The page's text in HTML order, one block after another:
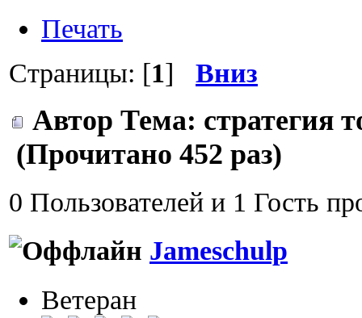
Печать
Страницы: [1] Вниз
Автор Тема: стратегия
(Прочитано 452 раз)
0 Пользователей и 1 Гость
Jameschulp
Ветеран